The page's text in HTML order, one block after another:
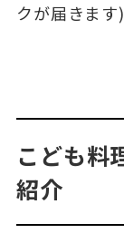
クが届きます)
こども料
紹介